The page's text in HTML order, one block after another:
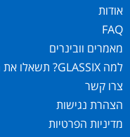
אודות
FAQ
מאמרים וובינרים
למה GLASSIX? תשאלו את המשתמשים!
צרו קשר
הצהרת נגישות
מדיניות הפרטיות